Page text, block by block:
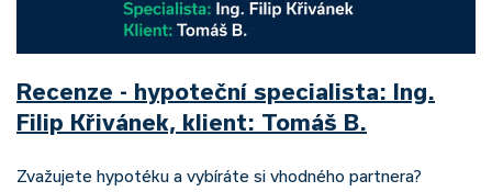
Recenze - hypoteční specialista: Ing.
Filip Křivánek, klient: Tomáš B.
Zvažujete hypotéku a vybíráte si vhodného partnera?